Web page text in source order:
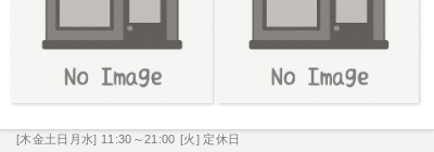
[木金土日月水] 11:30～21:00 [火] 定休日